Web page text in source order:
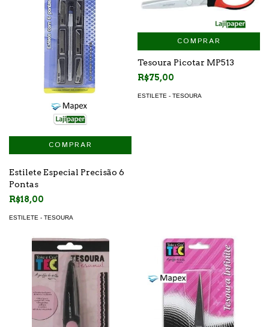
Estilete Especial Precisão 6
Pontas
R$18,00
ESTILETE - TESOURA
COMPRAR
Tesoura Picotar MP513
R$75,00
ESTILETE - TESOURA